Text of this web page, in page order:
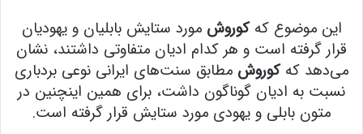
این موضوع کهکوروش مورد ستایش بابلیان و یهودیان
قرار گرفته است و هر کدام ادیان متفاوتی داشتند، نشان
می‌دهد کهکوروش مطابق سنت‌های ایرانی نوعی بردباری
نسبت به ادیان گوناگون داشت، برای همین اینچنین در
متون بابلی و یهودی مورد ستایش قرار گرفته است.